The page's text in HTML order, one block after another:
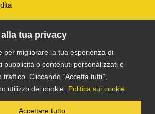
tua privacy
per migliorare la tua esperienza di
pubblicità o contenuti personalizzati e
Cliccando “Accetta tutti”,
utilizzo dei cookie.
Politica sui cookie
Accettare tutto
S.R.L. UNIPERSONALE P. IVA